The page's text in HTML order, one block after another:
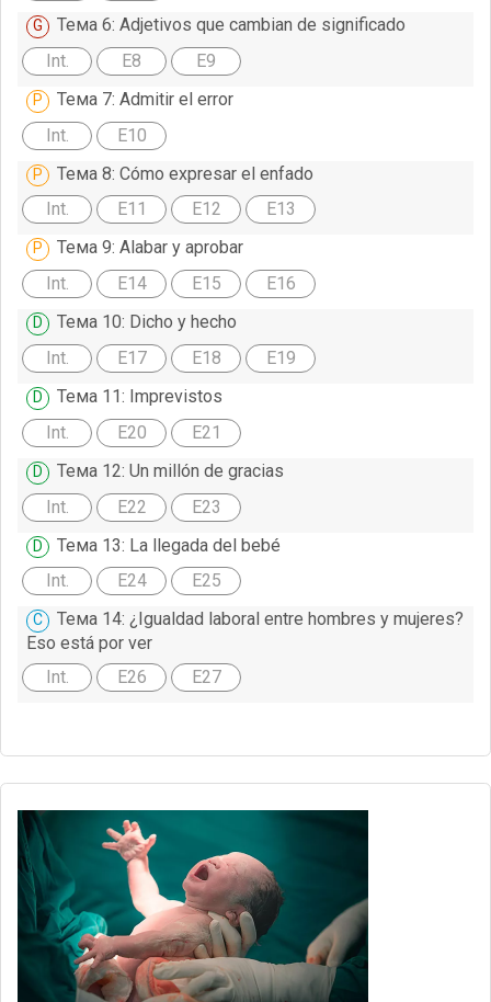
Тема 6: Adjetivos que cambian de significado
Int.
E8
E9
Тема 7: Admitir el error
Int.
E10
Тема 8: Cómo expresar el enfado
Int.
E11 E12
E13
Тема 9: Alabar y aprobar
Int.
E14 E15
E16
Тема 10: Dicho y hecho
Int.
E17 E18
E19
Тема 11: Imprevistos
Int.
E20
E21
Тема 12: Un millón de gracias
Int.
E22
E23
Тема 13: La llegada del bebé
Int.
E24
E25
Тема 14: ¿Igualdad laboral entre hombres y mujeres?
Eso está por ver
Int.
E26 E27